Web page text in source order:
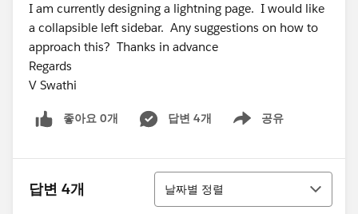
I am currently designing a lightning page. I would like
a collapsible left sidebar. Any suggestions on how to
approach this? Thanks in advance
Regards
V Swathi
좋아요 0개 답변 4개 공유
Show menu
답변 4개
정렬
날짜별 정렬